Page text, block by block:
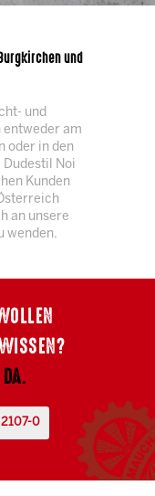
und
und
entweder am
oder in den
Dudestil Noi
Kunden
an unsere
wenden.
2107-0